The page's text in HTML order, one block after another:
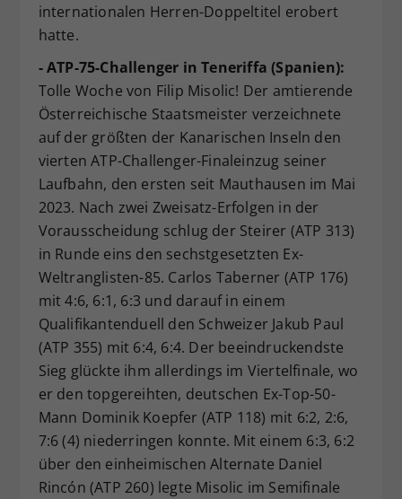
internationalen Herren-Doppeltitel erobert
hatte.
- ATP-75-Challenger in Teneriffa (Spanien):
Tolle Woche von Filip Misolic! Der amtierende
Österreichische Staatsmeister verzeichnete
auf der größten der Kanarischen Inseln den
vierten ATP-Challenger-Finaleinzug seiner
Laufbahn, den ersten seit Mauthausen im Mai
2023. Nach zwei Zweisatz-Erfolgen in der
Vorausscheidung schlug der Steirer (ATP 313)
in Runde eins den sechstgesetzten Ex-
Weltranglisten-85. Carlos Taberner (ATP 176)
mit 4:6, 6:1, 6:3 und darauf in einem
Qualifikantenduell den Schweizer Jakub Paul
(ATP 355) mit 6:4, 6:4. Der beeindruckendste
Sieg glückte ihm allerdings im Viertelfinale, wo
er den topgereihten, deutschen Ex-Top-50-
Mann Dominik Koepfer (ATP 118) mit 6:2, 2:6,
7:6 (4) niederringen konnte. Mit einem 6:3, 6:2
über den einheimischen Alternate Daniel
Rincón (ATP 260) legte Misolic im Semifinale